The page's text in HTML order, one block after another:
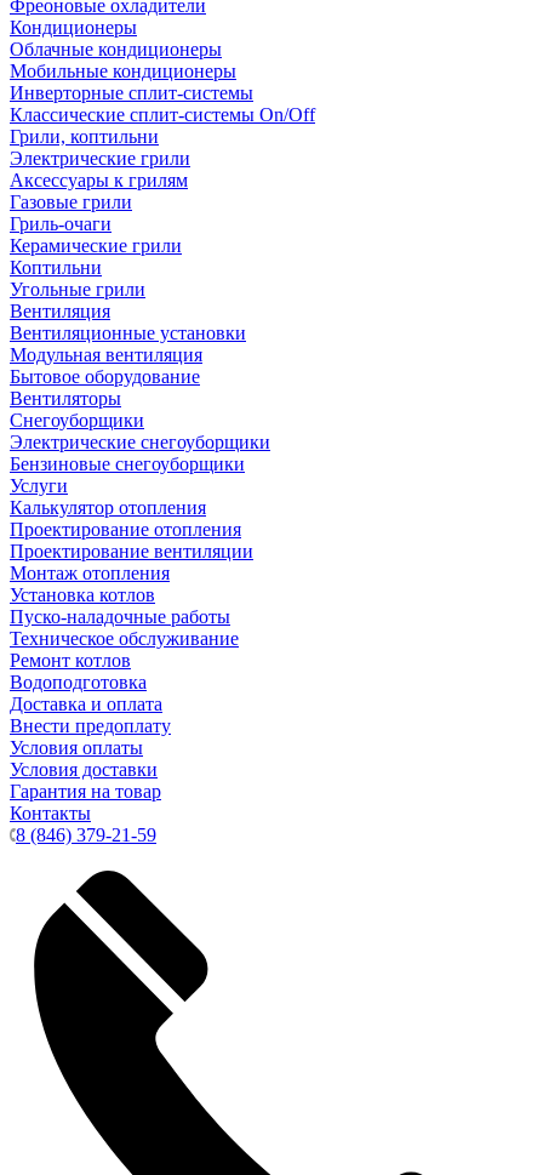
Фреоновые охладители
Кондиционеры
Облачные кондиционеры
Мобильные кондиционеры
Инверторные сплит-системы
Классические сплит-системы On/Off
Грили, коптильни
Электрические грили
Аксессуары к грилям
Газовые грили
Гриль-очаги
Керамические грили
Коптильни
Угольные грили
Вентиляция
Вентиляционные установки
Модульная вентиляция
Бытовое оборудование
Вентиляторы
Снегоуборщики
Электрические снегоуборщики
Бензиновые снегоуборщики
Услуги
Калькулятор отопления
Проектирование отопления
Проектирование вентиляции
Монтаж отопления
Установка котлов
Пуско-наладочные работы
Техническое обслуживание
Ремонт котлов
Водоподготовка
Доставка и оплата
Внести предоплату
Условия оплаты
Условия доставки
Гарантия на товар
Контакты
8 (846) 379-21-59